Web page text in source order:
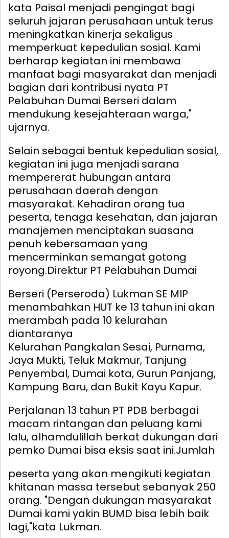
kata Paisal menjadi pengingat bagi
seluruh jajaran perusahaan untuk terus
meningkatkan kinerja sekaligus
memperkuat kepedulian sosial. Kami
berharap kegiatan ini membawa
manfaat bagi masyarakat dan menjadi
bagian dari kontribusi nyata PT
Pelabuhan Dumai Berseri dalam
mendukung kesejahteraan warga,"
ujarnya.
Selain sebagai bentuk kepedulian sosial,
kegiatan ini juga menjadi sarana
mempererat hubungan antara
perusahaan daerah dengan
masyarakat. Kehadiran orang tua
peserta, tenaga kesehatan, dan jajaran
manajemen menciptakan suasana
penuh kebersamaan yang
mencerminkan semangat gotong
royong.Direktur PT Pelabuhan Dumai
Berseri (Perseroda) Lukman SE MIP
menambahkan HUT ke 13 tahun ini akan
merambah pada 10 kelurahan
diantaranya
Kelurahan Pangkalan Sesai, Purnama,
Jaya Mukti, Teluk Makmur, Tanjung
Penyembal, Dumai kota, Gurun Panjang,
Kampung Baru, dan Bukit Kayu Kapur.
Perjalanan 13 tahun PT PDB berbagai
macam rintangan dan peluang kami
lalu, alhamdulillah berkat dukungan dari
pemko Dumai bisa eksis saat ini.Jumlah
peserta yang akan mengikuti kegiatan
khitanan massa tersebut sebanyak 250
orang. "Dengan dukungan masyarakat
Dumai kami yakin BUMD bisa lebih baik
lagi,"kata Lukman.